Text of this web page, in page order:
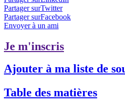
Partager surTwitter
Partager surFacebook
Envoyer à un ami
Je m'inscris
Ajouter à ma liste de
Table des matières